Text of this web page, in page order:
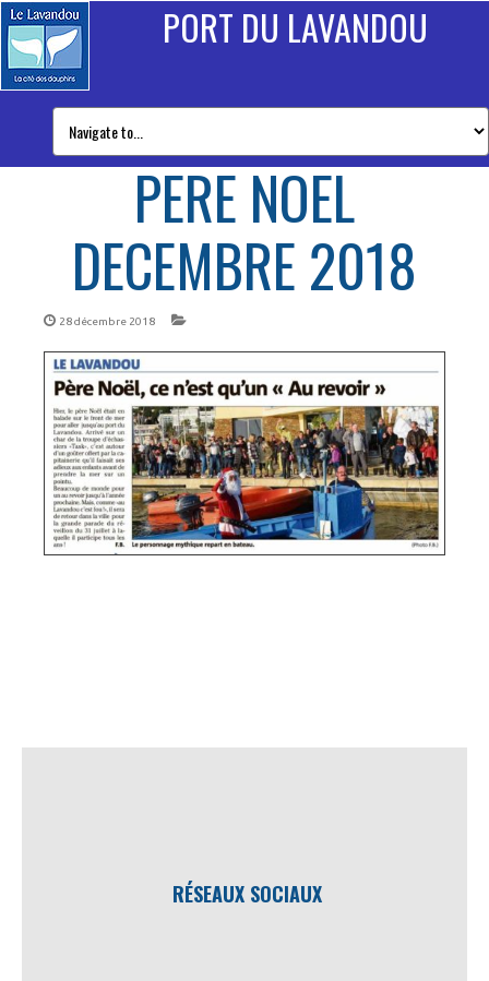
PORT DU LAVANDOU
PERE NOEL
DECEMBRE 2018
28 décembre 2018
RÉSEAUX SOCIAUX